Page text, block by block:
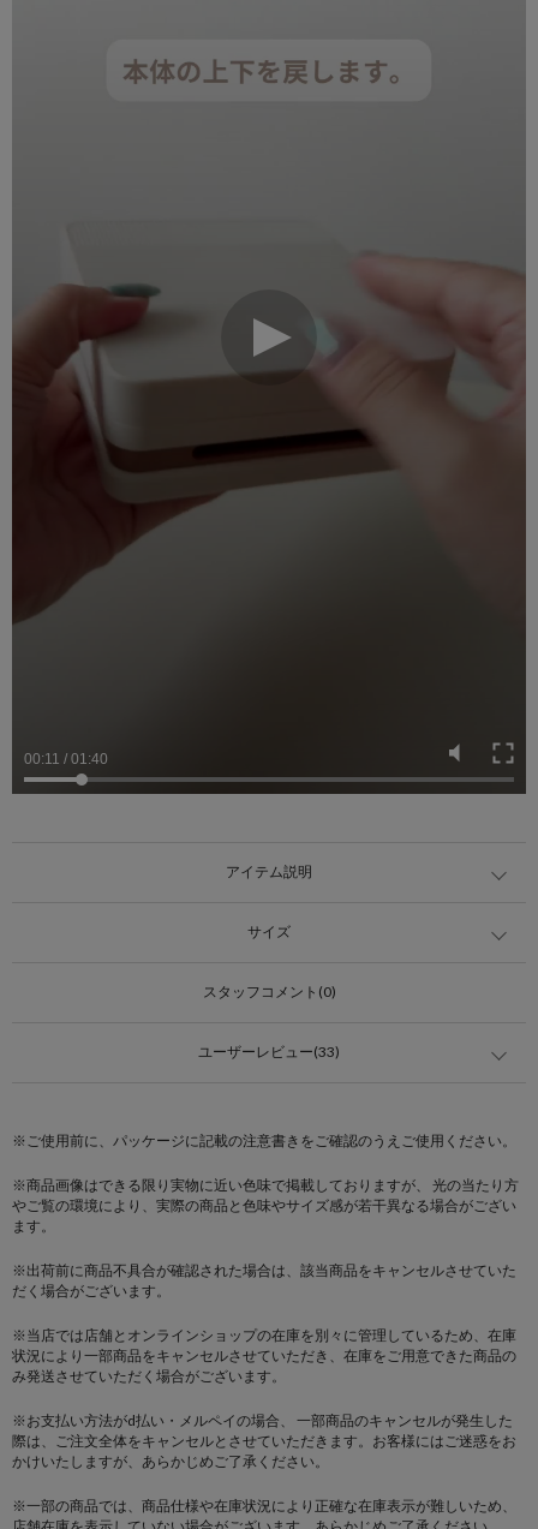
00:13 /01:40
アイテム説明
サイズ
スタッフコメント(0)
ユーザーレビュー(33)
※ご使用前に、パッケージに記載の注意書きをご確認のうえご使用ください。
※商品画像はできる限り実物に近い色味で掲載しておりますが、 光の当たり方
やご覧の環境により、実際の商品と色味やサイズ感が若干異なる場合がござい
ます。
※出荷前に商品不具合が確認された場合は、該当商品をキャンセルさせていた
だく場合がございます。
※当店では店舗とオンラインショップの在庫を別々に管理しているため、在庫
状況により一部商品をキャンセルさせていただき、在庫をご用意できた商品の
み発送させていただく場合がございます。
※お支払い方法がd払い・メルペイの場合、 一部商品のキャンセルが発生した
際は、ご注文全体をキャンセルとさせていただきます。お客様にはご迷惑をお
かけいたしますが、あらかじめご了承ください。
※一部の商品では、商品仕様や在庫状況により正確な在庫表示が難しいため、